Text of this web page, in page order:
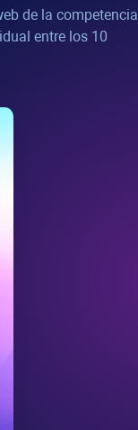
de la competencia
entre los 10